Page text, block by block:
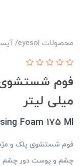
محصولات eyesol/ آیسول
میلی لیتر
Foam 175 Ml
فوم شستشوی پلک و
چشم و پوست دور چشم